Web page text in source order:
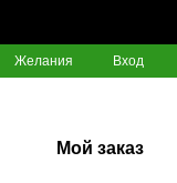
Желания Вход
Мой заказ